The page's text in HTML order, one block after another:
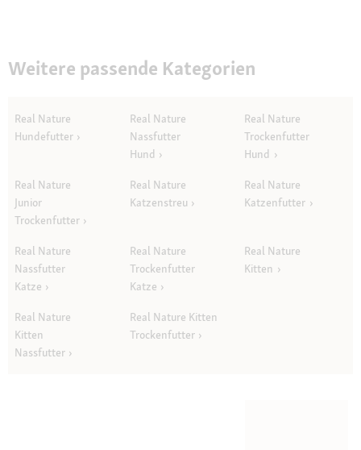
Weitere passende Kategorien
Real Nature
Hundefutter
Real Nature
Nassfutter
Hund
Real Nature
Trockenfutter
Hund
Real Nature
Junior
Trockenfutter
Real Nature
Katzenstreu
Real Nature
Katzenfutter
Real Nature
Nassfutter
Katze
Real Nature
Trockenfutter
Katze
Real Nature
Kitten
Real Nature
Kitten
Nassfutter
Real Nature Kitten
Trockenfutter